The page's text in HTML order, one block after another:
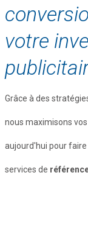
votre
Grâce à des
nous maximisons
aujourd'hui pour
services de